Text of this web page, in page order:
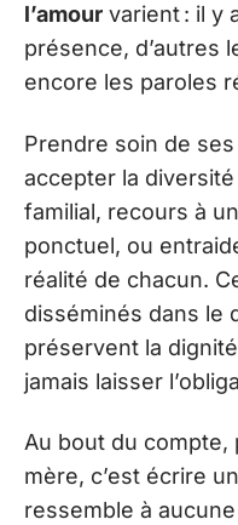
l’amour varient : il y
présence, d’autres
encore les paroles
Prendre soin de
accepter la
familial, recours à un
ponctuel, ou
réalité de chacun.
disséminés dans le
préservent la
jamais laisser
Au bout du compte,
mère, c’est écrire
ressemble à